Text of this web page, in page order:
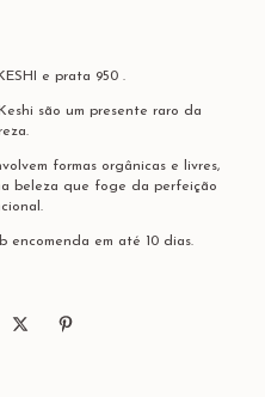
e prata 950 .
são um presente raro da
formas orgânicas e livres,
beleza que foge da perfeição
encomenda em até 10 dias.